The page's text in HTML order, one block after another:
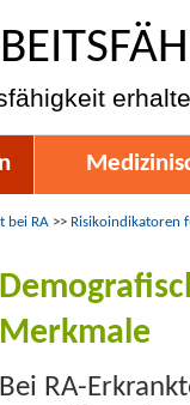
bei RA >> Risikoindikatoren
Merkmale
Bei RA-